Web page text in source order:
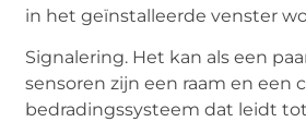
in het geïnstalleerde venster
Signalering. Het kan als een
sensoren zijn een raam en een
bedradingssysteem dat leidt